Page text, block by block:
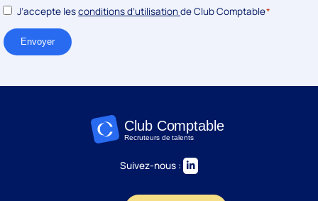
RGPD*
J’accepte lesconditions d’utilisationde Club Comptable*
Envoyer
Suivez-nous :